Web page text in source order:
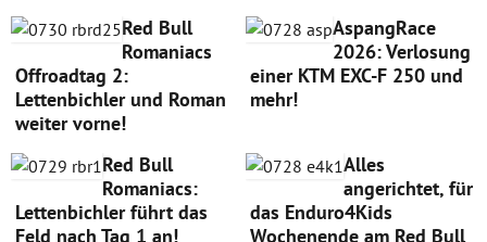
Red Bull
Romaniacs
Offroadtag 2:
Lettenbichler und Roman
weiter vorne!
AspangRace
2026: Verlosung
einer KTM EXC-F 250 und
mehr!
Red Bull
Romaniacs:
Lettenbichler führt das
Feld nach Tag 1 an!
Alles
angerichtet, für
das Enduro4Kids
Wochenende am Red Bull